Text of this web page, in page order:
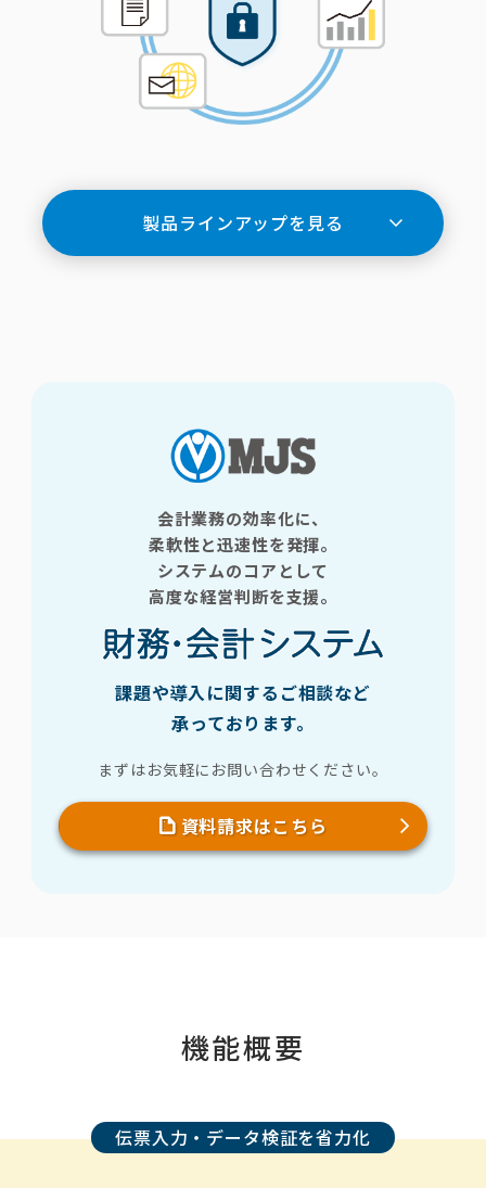
製品ラインアップを見る
会計業務の効率化に、
柔軟性と迅速性を発揮。
システムのコアとして
高度な経営判断を支援。
課題や導入に関するご相談など
承っております。
まずはお気軽にお問い合わせください。
資料請求はこちら
機能概要
伝票入力・データ検証を省力化